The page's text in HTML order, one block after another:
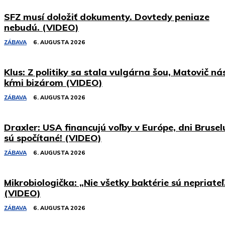
SFZ musí doložiť dokumenty. Dovtedy peniaze
nebudú. (VIDEO)
ZÁBAVA 6. AUGUSTA 2026
Klus: Z politiky sa stala vulgárna šou, Matovič
kŕmi bizárom (VIDEO)
ZÁBAVA 6. AUGUSTA 2026
Draxler: USA financujú voľby v Európe, dni
sú spočítané! (VIDEO)
ZÁBAVA 6. AUGUSTA 2026
Mikrobiologička: „Nie všetky baktérie sú
(VIDEO)
ZÁBAVA 6. AUGUSTA 2026